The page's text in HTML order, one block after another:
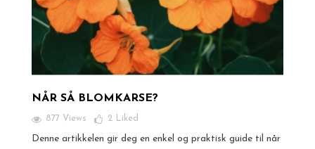
NÅR SÅ BLOMKARSE?
877 Views 2 Liked
Denne artikkelen gir deg en enkel og praktisk guide til når